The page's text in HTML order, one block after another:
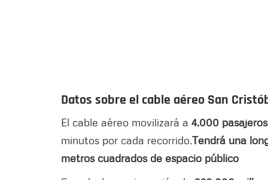
Datos sobre el cable aéreo San
El cable aéreo movilizará a 4.000
minutos por cada recorrido.Tendrá una
metros cuadrados de espacio público